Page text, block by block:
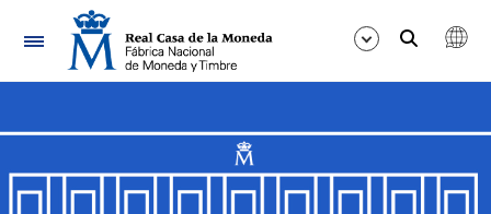
Nabigazioa